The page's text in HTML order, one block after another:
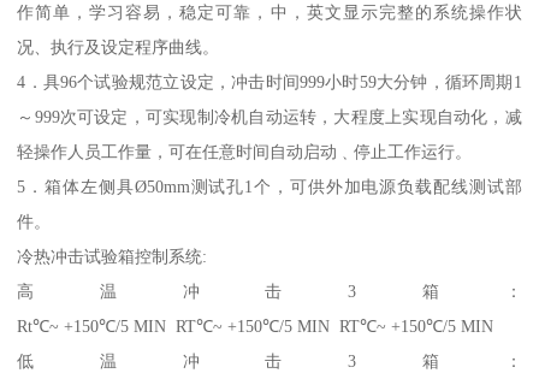
作简单，学习容易，稳定可靠，中，英文显示完整的系统操作状
况、执行及设定程序曲线。
4．具96个试验规范立设定，冲击时间999小时59大分钟，循环周期1
～999次可设定，可实现制冷机自动运转，大程度上实现自动化，减
轻操作人员工作量，可在任意时间自动启动﹑停止工作运行。
5．箱体左侧具Ø50mm测试孔1个，可供外加电源负载配线测试部
件。
冷热冲击试验箱控制系统:
高温冲击3箱：
Rt℃~ +150℃/5 MIN RT℃~ +150℃/5 MIN RT℃~ +150℃/5 MIN
低温冲击3箱：